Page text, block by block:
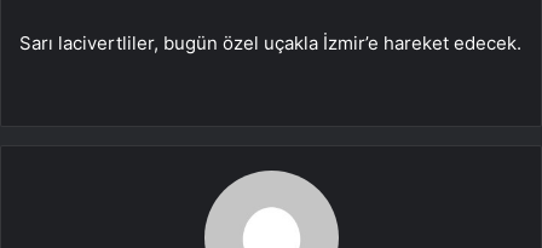
Sarı lacivertliler, bugün özel uçakla İzmir’e hareket edecek.